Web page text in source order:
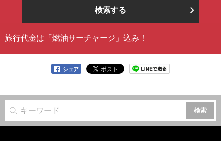
検索する
旅行代金は「燃油サーチャージ」込み！
シェア
サイト内検索